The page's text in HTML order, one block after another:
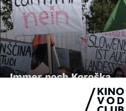
Immer noch Koroška